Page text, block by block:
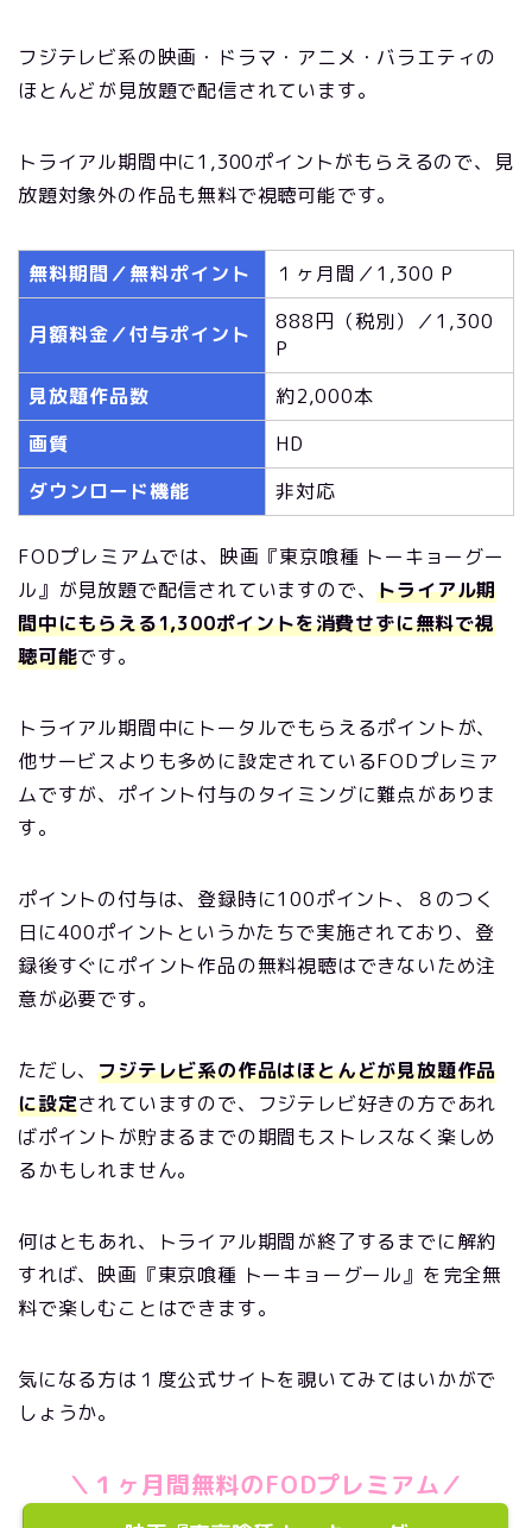
フジテレビ系の映画・ドラマ・アニメ・バラエティの
ほとんどが見放題で配信されています。
トライアル期間中に1,300ポイントがもらえるので、見
放題対象外の作品も無料で視聴可能です。
無料期間／無料ポイント １ヶ月間／1,300 P
月額料金／付与ポイント
888円（税別）／1,300
P
見放題作品数
約2,000本
画質
HD
ダウンロード機能
非対応
FODプレミアムでは、映画『東京喰種 トーキョーグー
ル』が見放題で配信されていますので、トライアル期
間中にもらえる1,300ポイントを消費せずに無料で視
聴可能です。
トライアル期間中にトータルでもらえるポイントが、
他サービスよりも多めに設定されているFODプレミア
ムですが、ポイント付与のタイミングに難点がありま
す。
ポイントの付与は、登録時に100ポイント、８のつく
日に400ポイントというかたちで実施されており、登
録後すぐにポイント作品の無料視聴はできないため注
意が必要です。
ただし、フジテレビ系の作品はほとんどが見放題作品
に設定されていますので、フジテレビ好きの方であれ
ばポイントが貯まるまでの期間もストレスなく楽しめ
るかもしれません。
何はともあれ、トライアル期間が終了するまでに解約
すれば、映画『東京喰種 トーキョーグール』を完全無
料で楽しむことはできます。
気になる方は１度公式サイトを覗いてみてはいかがで
しょうか。
＼１ヶ月間無料のFODプレミアム／